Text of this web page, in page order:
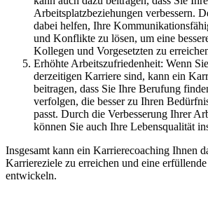
Arbeitsplatzbeziehungen verbessern.
dabei helfen, Ihre
und Konflikte zu lösen, um eine
Kollegen und Vorgesetzten zu
Erhöhte Arbeitszufriedenheit: Wenn
derzeitigen Karriere sind, kann ein
beitragen, dass Sie Ihre Berufung
verfolgen, die besser zu Ihren
passt. Durch die Verbesserung Ihrer
können Sie auch Ihre Lebensqualität
Insgesamt kann ein Karrierecoaching Ihnen
Karriereziele zu erreichen und eine
entwickeln.